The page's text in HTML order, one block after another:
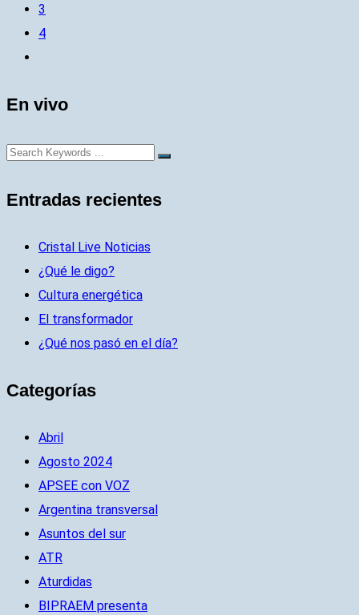
3
4
En vivo
Entradas recientes
Cristal Live Noticias
¿Qué le digo?
Cultura energética
El transformador
¿Qué nos pasó en el día?
Categorías
Abril
Agosto 2024
APSEE con VOZ
Argentina transversal
Asuntos del sur
ATR
Aturdidas
BIPRAEM presenta